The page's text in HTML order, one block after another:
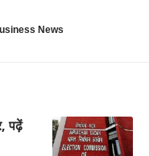
News
पढ़ें